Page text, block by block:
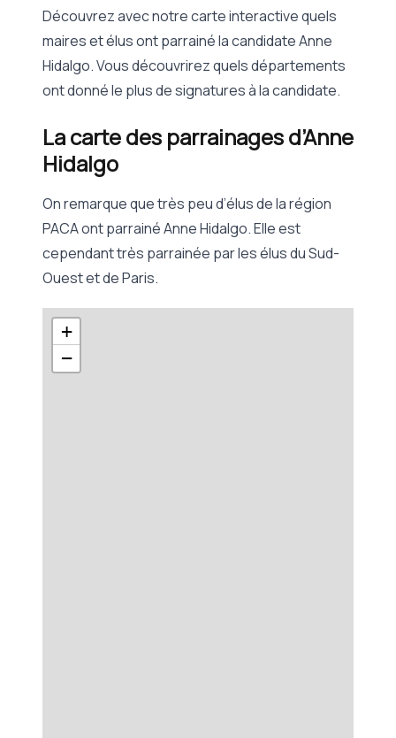
Découvrez avec notre carte interactive quels
maires et élus ont parrainé la candidate Anne
Hidalgo. Vous découvrirez quels départements
ont donné le plus de signatures à la candidate.
La carte des parrainages d’Anne
Hidalgo
On remarque que très peu d’élus de la région
PACA ont parrainé Anne Hidalgo. Elle est
cependant très parrainée par les élus du Sud-
Ouest et de Paris.
+
−